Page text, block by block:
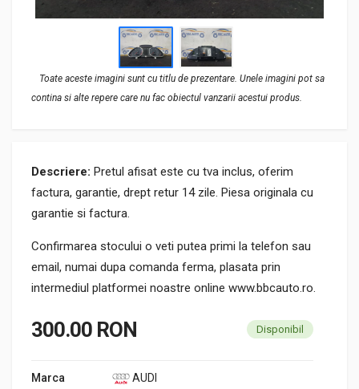
Toate aceste imagini sunt cu titlu de prezentare. Unele imagini pot sa
contina si alte repere care nu fac obiectul vanzarii acestui produs.
Descriere: Pretul afisat este cu tva inclus, oferim
factura, garantie, drept retur 14 zile. Piesa originala cu
garantie si factura.
Confirmarea stocului o veti putea primi la telefon sau
email, numai dupa comanda ferma, plasata prin
intermediul platformei noastre online www.bbcauto.ro.
300.00 RON Disponibil
Marca
AUDI